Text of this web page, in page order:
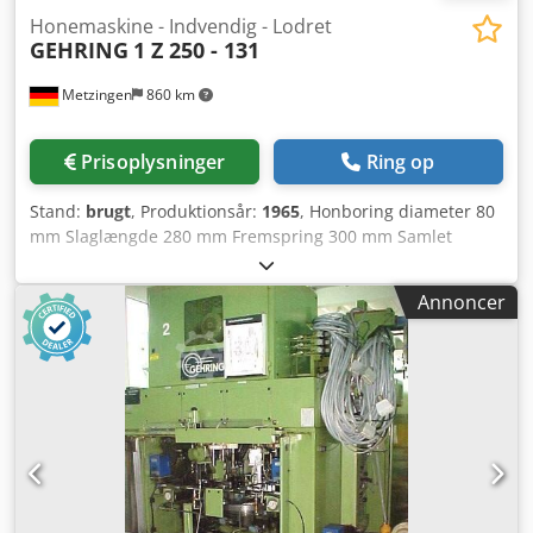
Metzingen 860 km
Honemaskine - Indvendig - Lodret
GEHRING 1 Z 250 - 131
Prisoplysninger Ring op
Stand: brugt, Produktionsår: 1965, Honboring diameter 80
mm Slaglængde 280 mm Fremspring 300 mm Samlet
effektbehov 6 kW Maskinvægt ca. 2,6 t Max. hon-diameter
10-100 mm Max. hon-dybde ca. 250 mm Cjdpet Hwupofx
Aprjrf Max. spindelslag 260 mm Fremspring 300 mm
Indbygningshøjde 1.000 mm Bordstørrelse 350 x 500 mm
Bordhøjde over gulv 500 mm Spindelhastigheder trinløst
regulerbare ca. 85 - 300 o/min 170 - 600 o/min
Slaghastigheder trinl. hydr. 0 - 23 m/min Spindeldrift 2 kW
Samlet drift ca. 6 kW - 380 V - 50 Hz Vægt ca. 2.600 kg
Tilbehør / specialudstyr - Monteret 2-stationers svingbord
til optagelse af 2 emner med mekanisk emnefastspænding
via håndtag. - Hydraulisk tilførsel af værktøjet - Afbrydelse
Annoncer